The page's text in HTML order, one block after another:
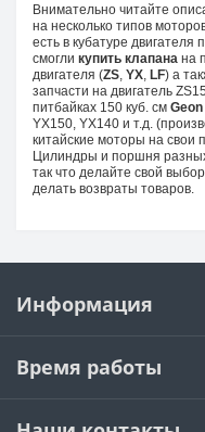
Внимательно читайте
на несколько типов
есть в кубатуре
смогли купить клапана на
двигателя (ZS YX LF) а
запчасти на двигатель
питбайках 150 куб. см Geon
YX150, YX140 и т.д.
китайские моторы на свои
Цилиндры и поршня
так что делайте свой
делать возвраты товаров.
Информация
Время работы